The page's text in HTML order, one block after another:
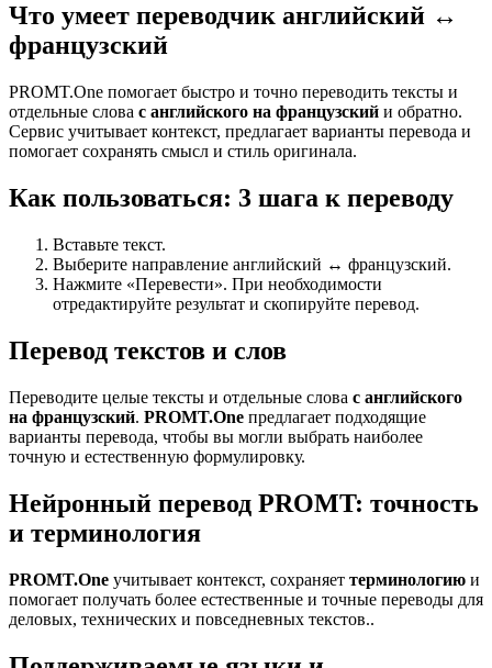
Что умеет переводчик английский ↔
французский
PROMT.One помогает быстро и точно переводить тексты и
отдельные слова с английского на французский и обратно.
Сервис учитывает контекст, предлагает варианты перевода и
помогает сохранять смысл и стиль оригинала.
Как пользоваться: 3 шага к переводу
Вставьте текст.
Выберите направление английский ↔ французский.
Нажмите «Перевести». При необходимости
отредактируйте результат и скопируйте перевод.
Перевод текстов и слов
Переводите целые тексты и отдельные слова с английского
на французский. PROMT.One предлагает подходящие
варианты перевода, чтобы вы могли выбрать наиболее
точную и естественную формулировку.
Нейронный перевод PROMT: точность
и терминология
PROMT.One учитывает контекст, сохраняет терминологию и
помогает получать более естественные и точные переводы для
деловых, технических и повседневных текстов..